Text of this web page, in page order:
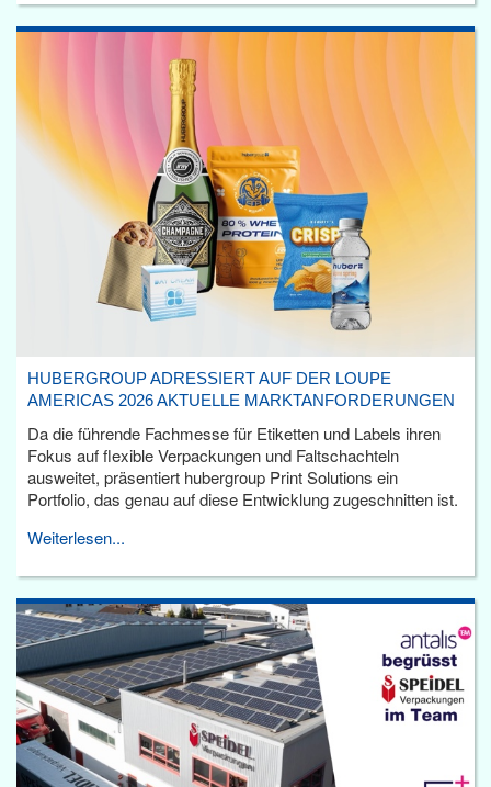
HUBERGROUP ADRESSIERT AUF DER LOUPE
AMERICAS 2026 AKTUELLE MARKTANFORDERUNGEN
Da die führende Fachmesse für Etiketten und Labels ihren
Fokus auf flexible Verpackungen und Faltschachteln
ausweitet, präsentiert hubergroup Print Solutions ein
Portfolio, das genau auf diese Entwicklung zugeschnitten ist.
Weiterlesen...